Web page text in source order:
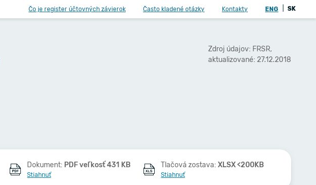
Čo je register účtovných závierok Často kladené otázky Kontakty ENG SK
Zdroj údajov: FRSR,
aktualizované: 27.12.2018
Dokument: PDF veľkosť 431 KB
Stiahnuť
Tlačová zostava:XLSX <200KB
Stiahnuť